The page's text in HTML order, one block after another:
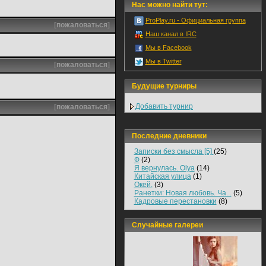
[пожаловаться]
[пожаловаться]
[пожаловаться]
Нас можно найти тут:
ProPlay.ru - Официальная группа
Наш канал в IRC
Мы в Facebook
Мы в Twitter
Будущие турниры
Добавить турнир
Последние дневники
Записки без смысла [5] (25)
Ф(2)
Я вернулась. Olya(14)
Китайская улица(1)
Окей.(3)
Ранетки: Новая любовь. Ча...(5)
Кадровые перестановки (8)
Случайные галереи